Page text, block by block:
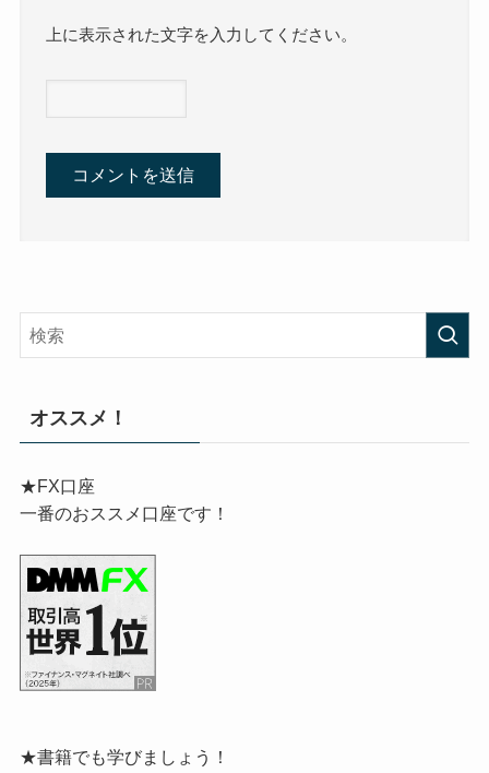
上に表示された文字を入力してください。
オススメ！
★FX口座
一番のおススメ口座です！
★書籍でも学びましょう！